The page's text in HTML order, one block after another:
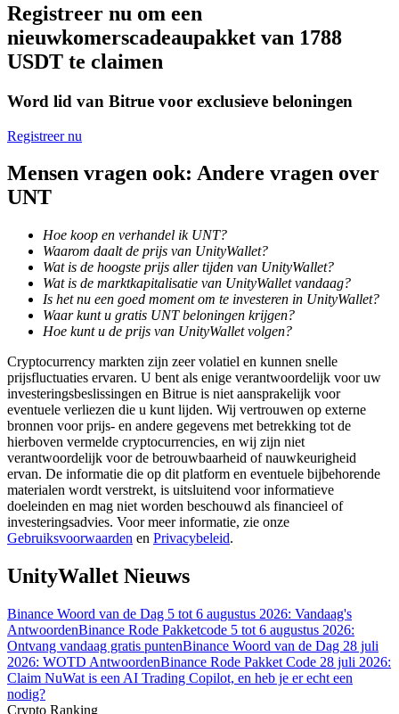
Informatie
Big data-analyse inclusief handelsinformatie, enz.
Futures-startgids
Handelsstrategieën
Registreer nu om een
nieuwkomerscadeaupakket van 1788
USDT te claimen
Word lid van Bitrue voor exclusieve beloningen
Registreer nu
Mensen vragen ook: Andere vragen over
UNT
Hoe koop en verhandel ik UNT?
Waarom daalt de prijs van UnityWallet?
Wat is de hoogste prijs aller tijden van UnityWallet?
Wat is de marktkapitalisatie van UnityWallet vandaag?
Is het nu een goed moment om te investeren in UnityWallet?
Waar kunt u gratis UNT beloningen krijgen?
Hoe kunt u de prijs van UnityWallet volgen?
Cryptocurrency markten zijn zeer volatiel en kunnen snelle
prijsfluctuaties ervaren. U bent als enige verantwoordelijk voor uw
investeringsbeslissingen en Bitrue is niet aansprakelijk voor
eventuele verliezen die u kunt lijden. Wij vertrouwen op externe
bronnen voor prijs- en andere gegevens met betrekking tot de
hierboven vermelde cryptocurrencies, en wij zijn niet
verantwoordelijk voor de betrouwbaarheid of nauwkeurigheid
ervan. De informatie die op dit platform en eventuele bijbehorende
materialen wordt verstrekt, is uitsluitend voor informatieve
doeleinden en mag niet worden beschouwd als financieel of
investeringsadvies. Voor meer informatie, zie onze
Gebruiksvoorwaarden en Privacybeleid.
UnityWallet Nieuws
Binance Woord van de Dag 5 tot 6 augustus 2026: Vandaag's
AntwoordenBinance Rode Pakketcode 5 tot 6 augustus 2026:
Ontvang vandaag gratis puntenBinance Woord van de Dag 28 juli
2026: WOTD AntwoordenBinance Rode Pakket Code 28 juli 2026:
Claim NuWat is een AI Trading Copilot, en heb je er echt een
nodig?
Crypto Ranking